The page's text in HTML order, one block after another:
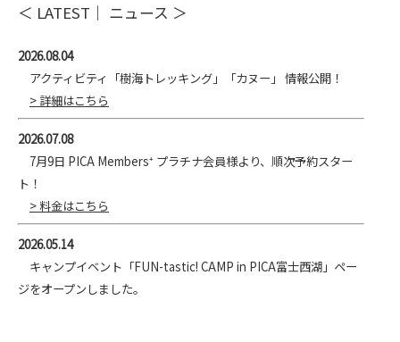
＜ LATEST｜ ニュース ＞
2026.08.04
アクティビティ「樹海トレッキング」「カヌー」 情報公開！
> 詳細はこちら
2026.07.08
7月9日 PICA Members⁺ プラチナ会員様より、順次予約スター
ト！
> 料金はこちら
2026.05.14
キャンプイベント「FUN-tastic! CAMP in PICA富士西湖」ペー
ジをオープンしました。